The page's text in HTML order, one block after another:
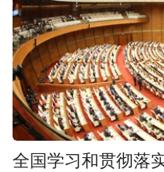
全国学习和贯彻落